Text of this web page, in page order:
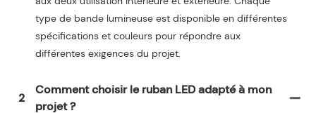
type de bande lumineuse est disponible en différentes
spécifications et couleurs pour répondre aux
différentes exigences du projet.
2
Comment choisir le ruban LED adapté à mon
projet ?